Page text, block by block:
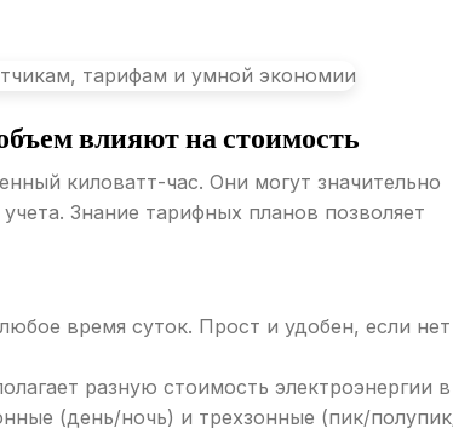
влияют на стоимость
киловатт-час. Они могут значительно
Знание тарифных планов позволяет
время суток. Прост и удобен, если нет
разную стоимость электроэнергии в
(день/ночь) и трехзонные (пик/